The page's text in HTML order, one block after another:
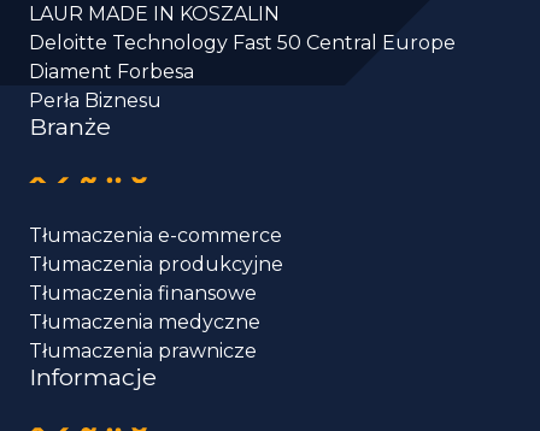
LAUR MADE IN KOSZALIN
Deloitte Technology Fast 50 Central Europe
Diament Forbesa
Perła Biznesu
Branże
Tłumaczenia e-commerce
Tłumaczenia produkcyjne
Tłumaczenia finansowe
Tłumaczenia medyczne
Tłumaczenia prawnicze
Informacje